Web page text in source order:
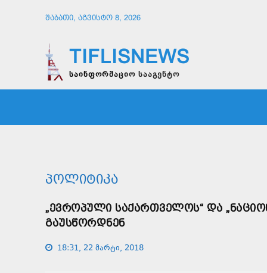
ᲨᲐᲑᲐᲗᲘ, ᲐᲒᲕᲘᲡᲢᲝ 8, 2026
TIFLISNEWS
საინფორმაციო სააგენტო
ᲞᲝᲚᲘᲢᲘᲙᲐ
„ᲔᲕᲠᲝᲞᲣᲚᲘ ᲡᲐᲥᲐᲠᲗᲕᲔᲚᲝᲡ“ ᲓᲐ
ᲒᲐᲣᲡᲬᲝᲠᲓᲜᲔᲜ
18:31, 22 მარტი, 2018